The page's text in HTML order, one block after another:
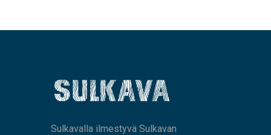
Sulkavalla ilmestyvä Sulkavan